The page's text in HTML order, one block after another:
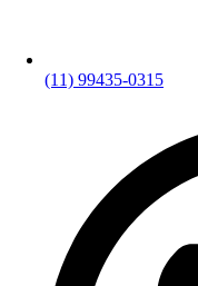
(11) 99435-0315